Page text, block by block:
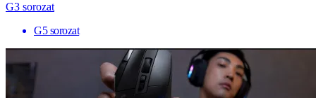
G3 sorozat
G5 sorozat